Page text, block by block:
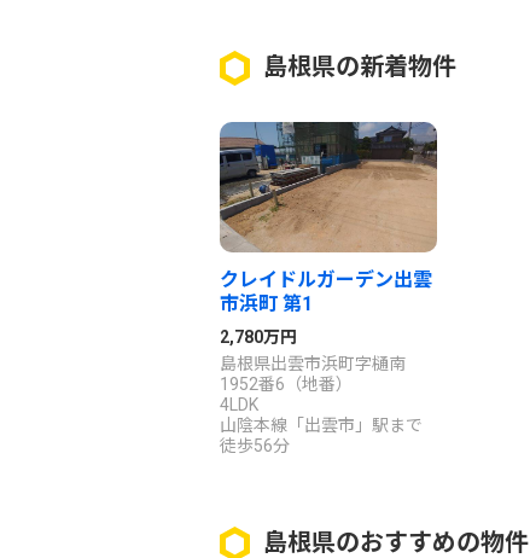
島根県の新着物件
クレイドルガーデン出雲
市浜町 第1
2,780万円
島根県出雲市浜町字樋南
1952番6（地番）
4LDK
山陰本線「出雲市」駅まで
徒歩56分
島根県のおすすめの物件